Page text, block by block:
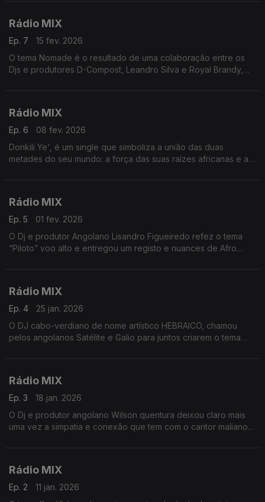
Rádio MIX
Ep. 7
15 fev. 2026
O tema Nomade é o resultado de uma colaboração entre os
Djs e produtores D-Compost, Leandro Silva e Royal Brandy,
Rádio MIX
Ep. 6
08 fev. 2026
Donkili Ye', é um single que simboliza a união das duas
metades do seu mundo: a força das suas raízes africanas e a
colaboração que é mais do que uma simples parceria
Rádio MIX
Ep. 5
01 fev. 2026
O Dj e produtor Angolano Lisandro Figueiredo refez o tema
“Piloto” voo alto e entregou um registo e nuances de Afro
Rádio MIX
Ep. 4
25 jan. 2026
O DJ cabo-verdiano de nome artístico HEBRAICO, chamou
pelos angolanos Satélite e Galio para juntos criarem o tema
Rádio MIX
Ep. 3
18 jan. 2026
O Dj e produtor angolano Wilson quentura deixou claro mais
uma vez a simpatia e conexão que tem com o cantor maliano
Rádio MIX
Ep. 2
11 jan. 2026